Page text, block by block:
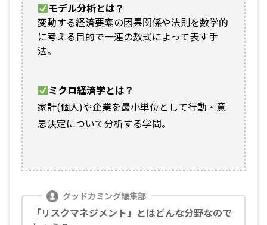
モデル分析とは？
変動する経済要素の因果関係や法則を数学的
に考える目的で一連の数式によって表す手
法。
ミクロ経済学とは？
家計(個人)や企業を最小単位として行動・意
思決定について分析する学問。
「リスクマネジメント」とはどんな分野なので